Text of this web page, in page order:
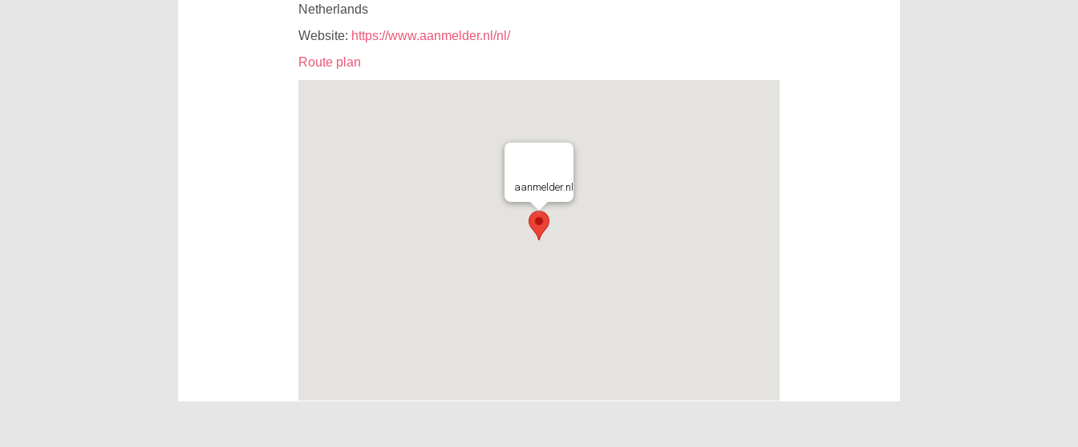
Netherlands
Website: https://www.aanmelder.nl/nl/
Route plan
aanmelder.nl